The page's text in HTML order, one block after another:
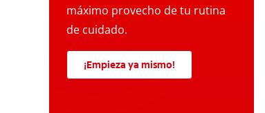
máximo provecho de tu rutina
de cuidado.
¡Empieza ya mismo!